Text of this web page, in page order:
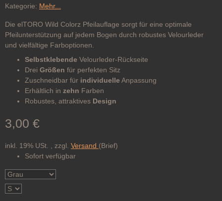
Kategorie: Mehr...
Die elTORO Wild Colorz Pfeilauflage sorgt für eine optimale
Pfeilunterstützung auf jedem Bogen durch robustes Velourleder
und vielfältige Farboptionen.
Selbstklebende Velourleder-Rückseite
Drei Größen für perfekten Sitz
Zuschneidbar für individuelleAnpassung
Erhältlich in zehn Farben
Robustes, attraktives Design
3,00 €
inkl. 19% USt. , zzgl. Versand (Brief)
Sofort verfügbar